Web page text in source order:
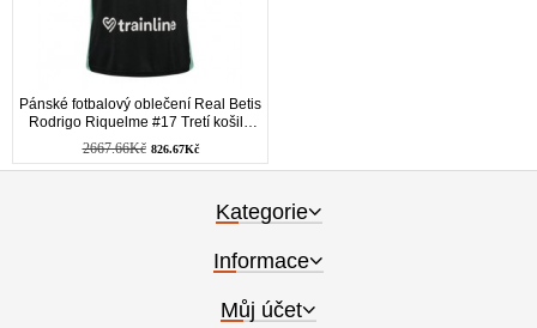
Pánské fotbalový oblečení Real Betis
Rodrigo Riquelme #17 Tretí košile
2025-26 Krátkým Rukávem
2667.66Kč 826.67Kč
Kategorie
Informace
Můj účet